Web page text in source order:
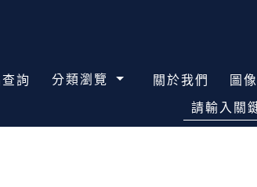
詢 分類瀏覽 關於我們 圖
請輸入關鍵